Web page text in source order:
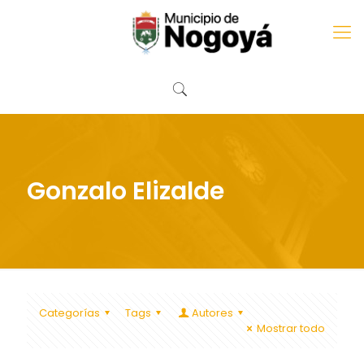
Gonzalo Elizalde
Categorías Tags
Autores
Mostrar todo